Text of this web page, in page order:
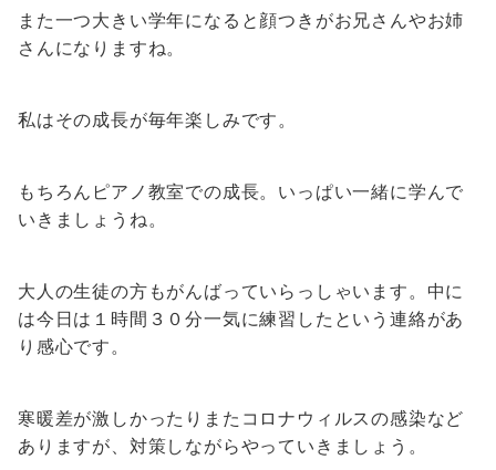
また一つ大きい学年になると顔つきがお兄さんやお姉
さんになりますね。
私はその成長が毎年楽しみです。
もちろんピアノ教室での成長。いっぱい一緒に学んで
いきましょうね。
大人の生徒の方もがんばっていらっしゃいます。中に
は今日は１時間３０分一気に練習したという連絡があ
り感心です。
寒暖差が激しかったりまたコロナウィルスの感染など
ありますが、対策しながらやっていきましょう。